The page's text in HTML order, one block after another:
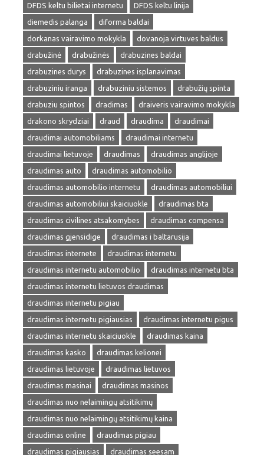
DFDS keltu bilietai internetu
DFDS keltu linija
diemedis palanga
diforma baldai
dorkanas vairavimo mokykla
dovanoja virtuves baldus
drabužinė
drabužinės
drabuzines baldai
drabuzines durys
drabuzines isplanavimas
drabuziniu iranga
drabuziniu sistemos
drabužių spinta
drabuziu spintos
dradimas
draiveris vairavimo mokykla
drakono skrydziai
draud draudima
draudimai
draudimai automobiliams
draudimai internetu
draudimai lietuvoje
draudimas
draudimas anglijoje
draudimas auto
draudimas automobilio
draudimas automobilio internetu
draudimas automobiliui
draudimas automobiliui skaiciuokle
draudimas bta
draudimas civilines atsakomybes
draudimas compensa
draudimas gjensidige
draudimas i baltarusija
draudimas internete
draudimas internetu
draudimas internetu automobilio
draudimas internetu bta
draudimas internetu lietuvos draudimas
draudimas internetu pigiau
draudimas internetu pigiausias
draudimas internetu pigus
draudimas internetu skaiciuokle
draudimas kaina
draudimas kasko
draudimas kelionei
draudimas lietuvoje
draudimas lietuvos
draudimas masinai
draudimas masinos
draudimas nuo nelaimingų atsitikimų
draudimas nuo nelaimingų atsitikimų kaina
draudimas online
draudimas pigiau
draudimas pigiausias
draudimas seesam